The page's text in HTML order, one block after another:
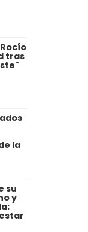
tras
la
su
y